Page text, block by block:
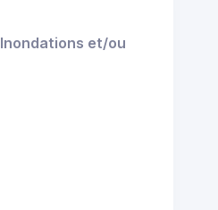
Inondations et/ou